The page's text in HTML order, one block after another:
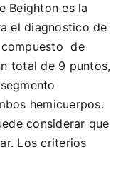
Beighton es la
el diagnostico de
de
total de 9 puntos,
hemicuerpos.
considerar que
Los criterios